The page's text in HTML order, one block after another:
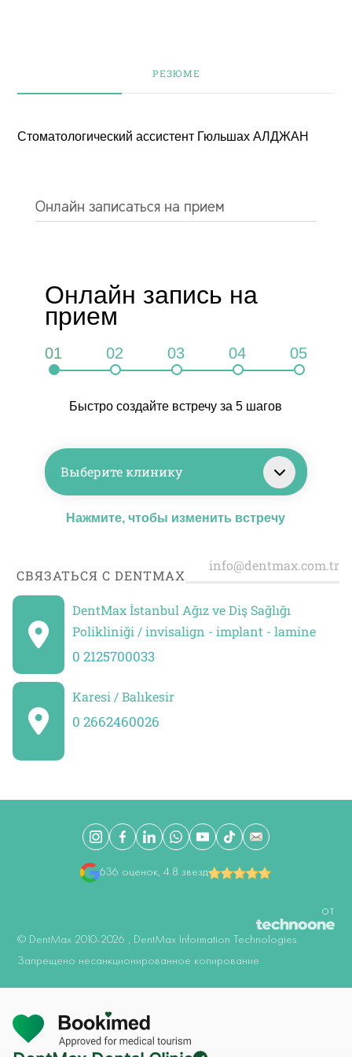
Продолжить
РЕЗЮМЕ
Стоматологический ассистент Гюльшах АЛДЖАН
Онлайн записаться на прием
Онлайн запись на
прием
01 02 03 04 05
Быстро создайте встречу за 5 шагов
Выберите клинику
Нажмите, чтобы изменить встречу
СВЯЗАТЬСЯ С DENTMAX
DentMax İstanbul Ağız ve Diş Sağlığı
Polikliniği / invisalign - implant - lamine
0 2125700033
Karesi / Balıkesir
0 2662460026
Онлайн осмотр
636 оценок, 4.8 звезд
©️ DentMax 2010-2026 , DentMax Information Technologies.
Запрещено несанкционированное копирование.
ОТ